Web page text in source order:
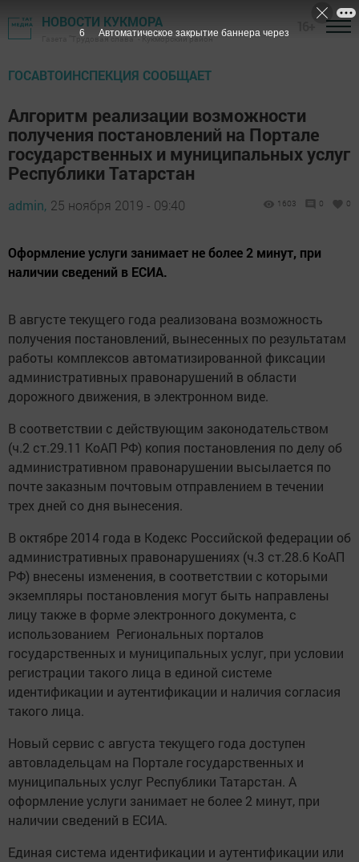
НОВОСТИ КУКМОРА
Газета "Трудовая слава" - Кукморский район
ГОСАВТОИНСПЕКЦИЯ СООБЩАЕТ
Алгоритм реализации возможности
получения постановлений на Портале
государственных и муниципальных услуг
Республики Татарстан
admin, 25 ноября 2019 - 09:40 1603 0 0
Оформление услуги занимает не более 2 минут, при
наличии сведений в ЕСИА.
В августе текущего года реализована возможность
получения постановлений, вынесенных по результатам
работы комплексов автоматизированной фиксации
административных правонарушений в области
дорожного движения, в электронном виде.
В соответствии с действующим законодательством
(ч.2 ст.29.11 КоАП РФ) копия постановления по делу об
административном правонарушении высылается по
почте заказным почтовым отправлением в течении
трех дней со дня вынесения.
В октябре 2014 года в Кодекс Российской федерации об
административных правонарушениях (ч.3 ст.28.6 КоАП
РФ) внесены изменения, в соответствии с которыми
экземпляры постановления могут быть направлены
лицу также в форме электронного документа, с
использованием Региональных порталов
государственных и муниципальных услуг, при условии
регистрации такого лица в единой системе
идентификации и аутентификации и наличия согласия
такого лица.
Новый сервис с августа текущего года доступен
автовладельцам на Портале государственных и
муниципальных услуг Республики Татарстан. А
оформление услуги занимает не более 2 минут, при
наличии сведений в ЕСИА.
Единая система идентификации и аутентификации или
5 Автоматическое закрытие баннера через